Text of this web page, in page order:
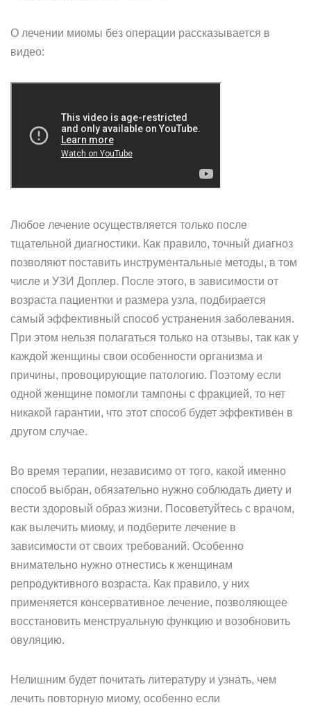
О лечении миомы без операции рассказывается в
видео:
Любое лечение осуществляется только после
тщательной диагностики. Как правило, точный диагноз
позволяют поставить инструментальные методы, в том
числе и УЗИ Доплер. После этого, в зависимости от
возраста пациентки и размера узла, подбирается
самый эффективный способ устранения заболевания.
При этом нельзя полагаться только на отзывы, так как у
каждой женщины свои особенности организма и
причины, провоцирующие патологию. Поэтому если
одной женщине помогли тампоны с фракцией, то нет
никакой гарантии, что этот способ будет эффективен в
другом случае.
Во время терапии, независимо от того, какой именно
способ выбран, обязательно нужно соблюдать диету и
вести здоровый образ жизни. Посоветуйтесь с врачом,
как вылечить миому, и подберите лечение в
зависимости от своих требований. Особенно
внимательно нужно отнестись к женщинам
репродуктивного возраста. Как правило, у них
применяется консервативное лечение, позволяющее
восстановить менструальную функцию и возобновить
овуляцию.
Нелишним будет почитать литературу и узнать, чем
лечить повторную миому, особенно если